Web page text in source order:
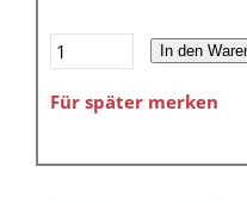
In den
Für später merken